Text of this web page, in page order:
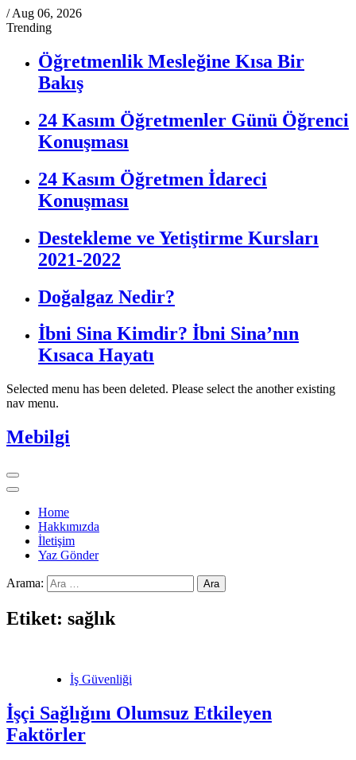
/ Aug 06, 2026
Trending
Öğretmenlik Mesleğine Kısa Bir
Bakış
24 Kasım Öğretmenler Günü Öğrenci
Konuşması
24 Kasım Öğretmen İdareci
Konuşması
Destekleme ve Yetiştirme Kursları
2021-2022
Doğalgaz Nedir?
İbni Sina Kimdir? İbni Sina’nın
Kısaca Hayatı
Selected menu has been deleted. Please select the another existing
nav menu.
Mebilgi
Home
Hakkımızda
İletişim
Yaz Gönder
Arama:
Etiket: sağlık
İş Güvenliği
İşçi Sağlığını Olumsuz Etkileyen
Faktörler